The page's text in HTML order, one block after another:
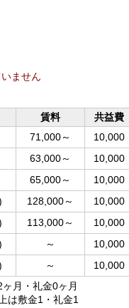
ません
賃料 共益費
71,000～ 10,000
63,000～ 10,000
65,000～ 10,000
128,000～ 10,000
113,000～ 10,000
～ 10,000
～ 10,000
ヶ月・礼金0ヶ月
は敷金1・礼金1